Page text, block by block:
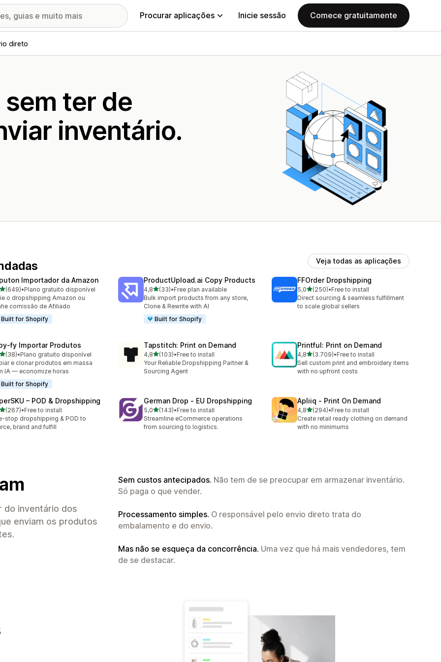
Procurar aplicações Inicie sessão Comece gratuitamente
direto
ter de
inventário.
Veja todas as aplicações
Importador da Amazon
5 estrelas
(649)
total de avaliações
•Plano gratuito disponível
o dropshipping Amazon ou
comissão de Afiliado
Built for Shopify
ProductUpload.ai Copy Products
4,8de 5 estrelas
(33)
33 total de avaliações
•Free plan available
Bulk import products from any store,
Clone & Rewrite with AI
Built for Shopify
FFOrder Dropshipping
5,0de 5 estrelas
(250)
250 total de avaliações
•Free to install
Direct sourcing & seamless fulfillment
to scale global sellers
Importar Produtos
5 estrelas
(38)de avaliações
•Plano gratuito disponível
e clonar produtos em massa
IA — economize horas
Built for Shopify
Tapstitch: Print on Demand
4,8de 5 estrelas
(103)
103 total de avaliações
•Free to install
Your Reliable Dropshipping Partner &
Sourcing Agent
Printful: Print on Demand
4,8de 5 estrelas
(3.709)
3709 total de avaliações
•Free to install
Sell custom print and embroidery items
with no upfront costs
– POD & Dropshipping
5 estrelas
(267)
total de avaliações
•Free to install
stop dropshipping & POD to
brand and fulfill
German Drop ‑ EU Dropshipping
5,0de 5 estrelas
(143)
143 total de avaliações
•Free to install
Streamline eCommerce operations
from sourcing to logistics.
Apliiq ‑ Print On Demand
4,8de 5 estrelas
(294)
294 total de avaliações
•Free to install
Create retail ready clothing on demand
with no minimums
do inventário dos
enviam os produtos
Sem custos antecipados. Não tem de se preocupar em armazenar inventário.
Só paga o que vender.
Processamento simples. O responsável pelo envio direto trata do
embalamento e do envio.
Mas não se esqueça da concorrência. Uma vez que há mais vendedores, tem
de se destacar.